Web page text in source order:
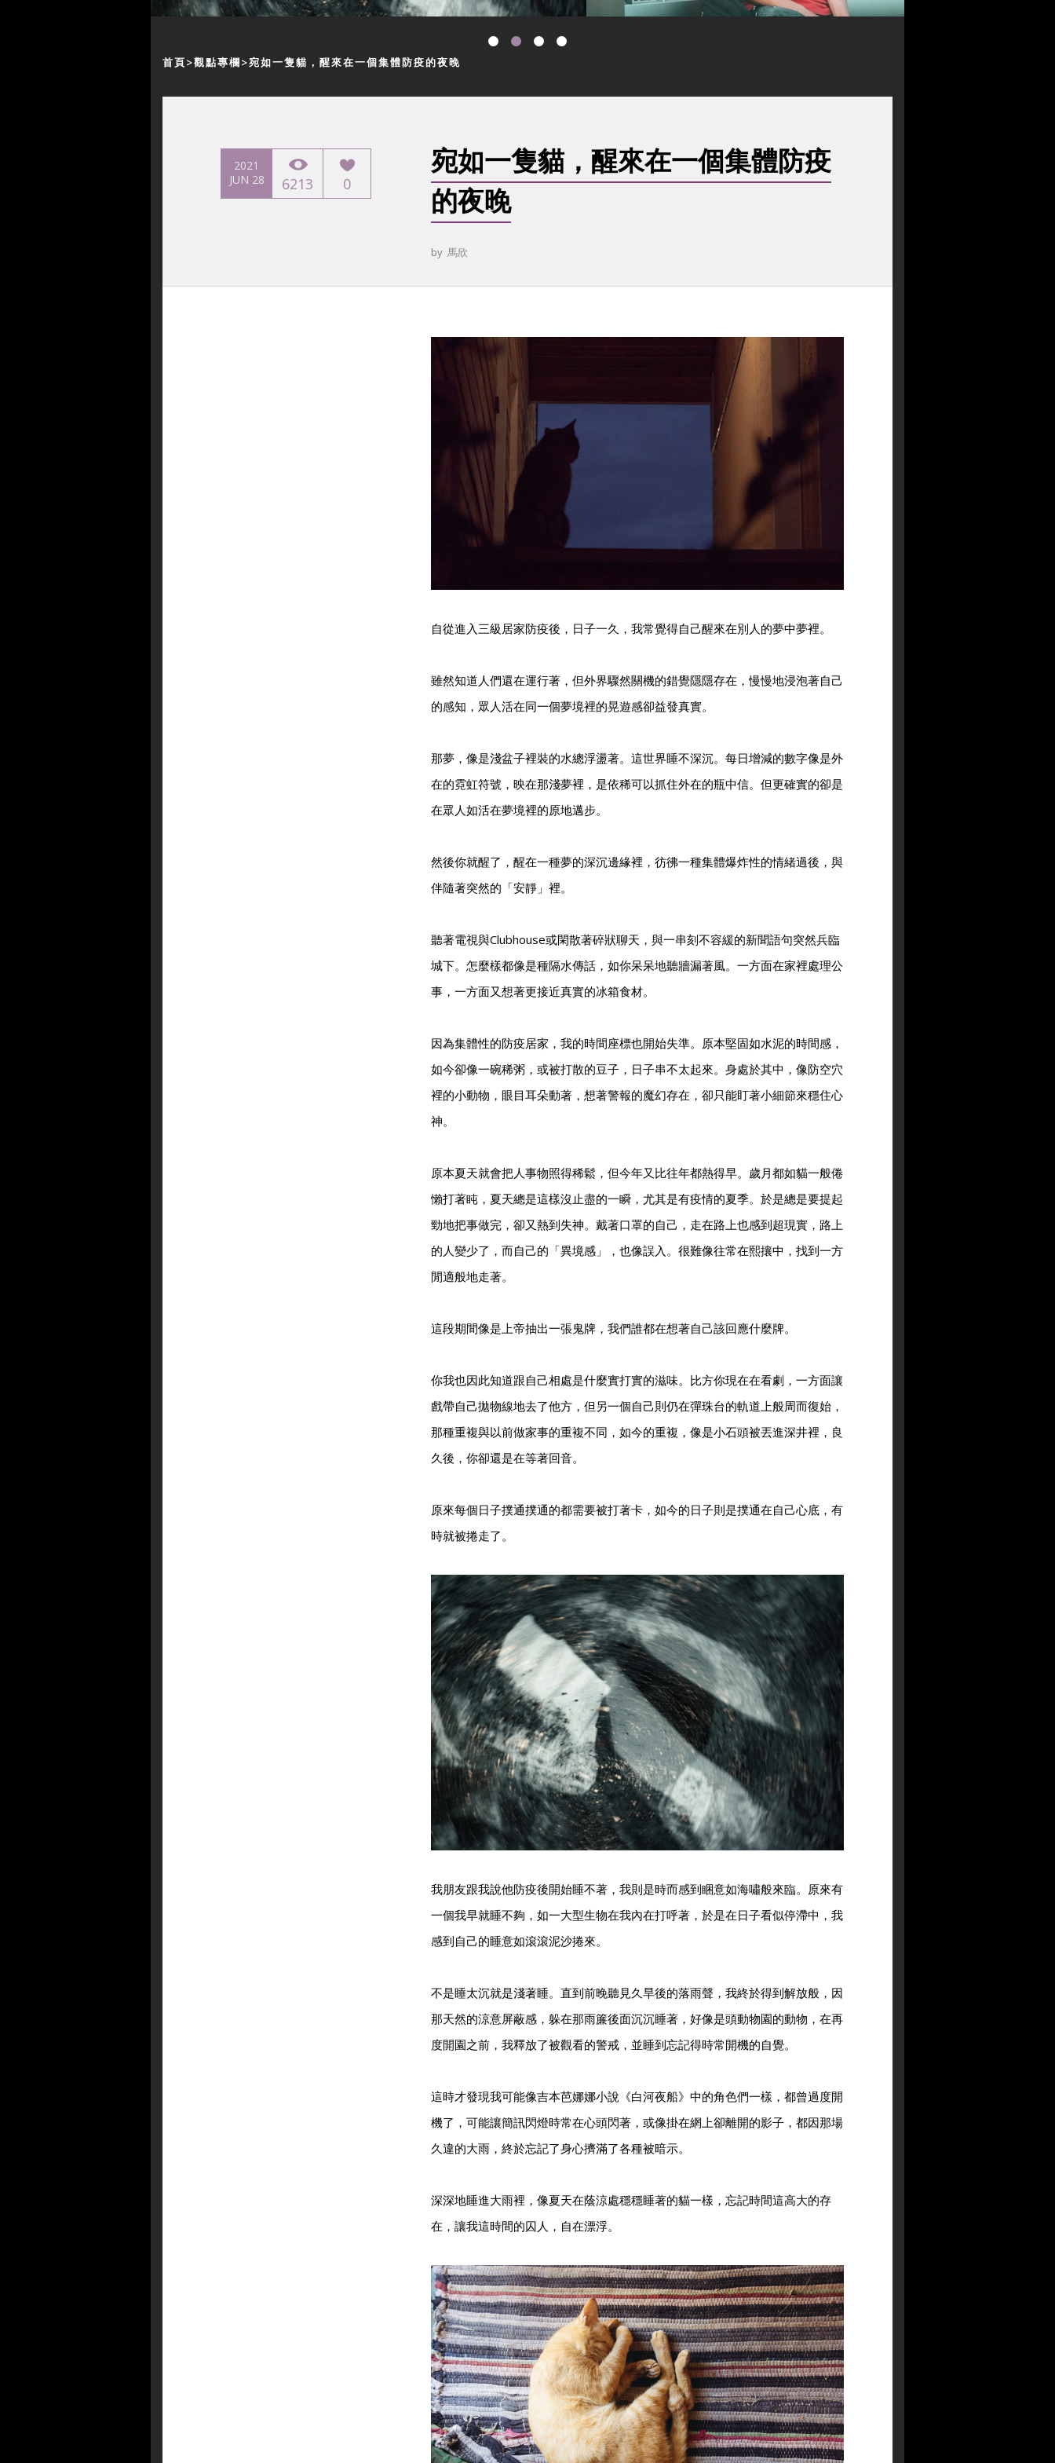
首頁 觀點專欄 宛如一隻貓，醒來在一個集體防疫的夜晚
2021
JUN 28
6213 0
宛如一隻貓，醒來在一個集體防疫
的夜晚
by 馬欣
自從進入三級居家防疫後，日子一久，我常覺得自己醒來在別人的夢中夢裡。
雖然知道人們還在運行著，但外界驟然關機的錯覺隱隱存在，慢慢地浸泡著自己
的感知，眾人活在同一個夢境裡的晃遊感卻益發真實。
那夢，像是淺盆子裡裝的水總浮盪著。這世界睡不深沉。每日增減的數字像是外
在的霓虹符號，映在那淺夢裡，是依稀可以抓住外在的瓶中信。但更確實的卻是
在眾人如活在夢境裡的原地邁步。
然後你就醒了，醒在一種夢的深沉邊緣裡，彷彿一種集體爆炸性的情緒過後，與
伴隨著突然的「安靜」裡。
聽著電視與Clubhouse或閑散著碎狀聊天，與一串刻不容緩的新聞語句突然兵臨
城下。怎麼樣都像是種隔水傳話，如你呆呆地聽牆漏著風。一方面在家裡處理公
事，一方面又想著更接近真實的冰箱食材。
因為集體性的防疫居家，我的時間座標也開始失準。原本堅固如水泥的時間感，
如今卻像一碗稀粥，或被打散的豆子，日子串不太起來。身處於其中，像防空穴
裡的小動物，眼目耳朵動著，想著警報的魔幻存在，卻只能盯著小細節來穩住心
神。
原本夏天就會把人事物照得稀鬆，但今年又比往年都熱得早。歲月都如貓一般倦
懶打著盹，夏天總是這樣沒止盡的一瞬，尤其是有疫情的夏季。於是總是要提起
勁地把事做完，卻又熱到失神。戴著口罩的自己，走在路上也感到超現實，路上
的人變少了，而自己的「異境感」，也像誤入。很難像往常在熙攘中，找到一方
閒適般地走著。
這段期間像是上帝抽出一張鬼牌，我們誰都在想著自己該回應什麼牌。
你我也因此知道跟自己相處是什麼實打實的滋味。比方你現在在看劇，一方面讓
戲帶自己拋物線地去了他方，但另一個自己則仍在彈珠台的軌道上般周而復始，
那種重複與以前做家事的重複不同，如今的重複，像是小石頭被丟進深井裡，良
久後，你卻還是在等著回音。
原來每個日子撲通撲通的都需要被打著卡，如今的日子則是撲通在自己心底，有
時就被捲走了。
我朋友跟我說他防疫後開始睡不著，我則是時而感到睏意如海嘯般來臨。原來有
一個我早就睡不夠，如一大型生物在我內在打呼著，於是在日子看似停滯中，我
感到自己的睡意如滾滾泥沙捲來。
不是睡太沉就是淺著睡。直到前晚聽見久旱後的落雨聲，我終於得到解放般，因
那天然的涼意屏蔽感，躲在那雨簾後面沉沉睡著，好像是頭動物園的動物，在再
度開園之前，我釋放了被觀看的警戒，並睡到忘記得時常開機的自覺。
這時才發現我可能像吉本芭娜娜小說《白河夜船》中的角色們一樣，都曾過度開
機了，可能讓簡訊閃燈時常在心頭閃著，或像掛在網上卻離開的影子，都因那場
久違的大雨，終於忘記了身心擠滿了各種被暗示。
深深地睡進大雨裡，像夏天在蔭涼處穩穩睡著的貓一樣，忘記時間這高大的存
在，讓我這時間的囚人，自在漂浮。